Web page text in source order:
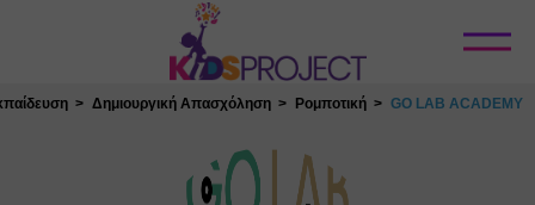
Κλείσιμο
Δημιουργική Απασχόληση Ρομποτική GO LAB ACADEMY